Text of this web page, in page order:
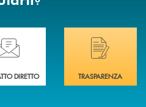
di assistenza immediata?
DIRETTO
Hai bisogno di
TRASPARENZA